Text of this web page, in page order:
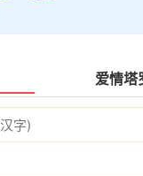
爱情塔